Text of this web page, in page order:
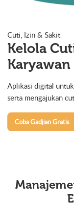
Cuti, Izin & Sakit
Kelola
Karyawan
Aplikasi digital
serta mengajukan
Coba Gadjian Gratis